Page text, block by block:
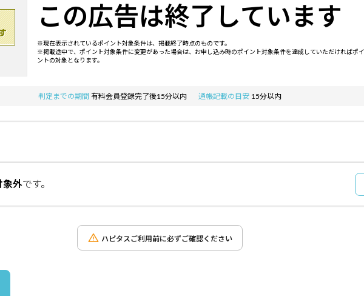
この広告は終了しています
※現在表示されているポイント対象条件は、掲載終了時点のものです。
※掲載途中で、ポイント対象条件に変更があった場合は、お申し込み時のポイント対象条件を達成していただければポイ
ントの対象となります。
判定までの期間 有料会員登録完了後15分以内 通帳記載の目安 15分以内
象外です。
ハピタスご利用前に必ずご確認ください